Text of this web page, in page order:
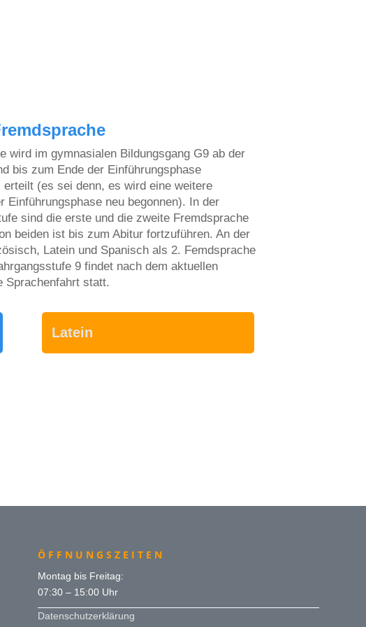
wird im gymnasialen Bildungsgang G9 ab der
bis zum Ende der Einführungsphase
erteilt (es sei denn, es wird eine weitere
Einführungsphase neu begonnen). In der
sind die erste und die zweite Fremdsprache
beiden ist bis zum Abitur fortzuführen. An der
Latein und Spanisch als 2. Femdsprache
9 findet nach dem aktuellen
Sprachenfahrt statt.
Latein
ÖFFNUNGSZEITEN
Montag bis Freitag:
07:30 – 15:00 Uhr
Datenschutzerklärung